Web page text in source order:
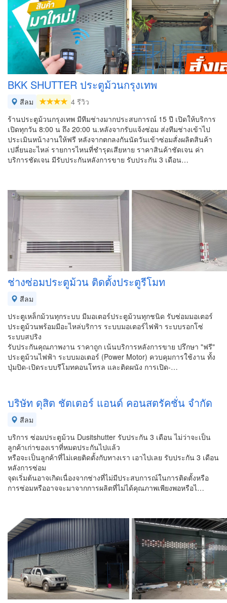
BKK SHUTTER ประตูม้วนกรุงเทพ
สีลม
4 รีวิว
ร้านประตูม้วนกรุงเทพ มีทีมช่างมากประสบการณ์ 15 ปี เปิดให้บริการ
เปิดทุกวัน 8:00 น ถึง 20:00 น.หลังจากรับแจ้งซ่อม ส่งทีมช่างเข้าไป
ประเมินหน้างานให้ฟรี หลังจากตกลงกันนัดวันเข้าซ่อมสั่งผลิตสินค้า
เปลี่ยนอะไหล่ รายการไหนที่ชำรุดเสียหาย ราคาสินค้าชัดเจน ค่า
บริการชัดเจน มีรับประกันหลังการขาย รับประกัน 3 เดือน…
ช่างซ่อมประตูม้วน ติดตั้งประตูรีโมท
สีลม
ประตูเหล็กม้วนทุกระบบ มีมอเตอร์ประตูม้วนทุกชนิด รับซ่อมมอเตอร์
ประตูม้วนพร้อมมีอะไหล่บริการ ระบบมอเตอร์ไฟฟ้า ระบบรอกโซ่
ระบบสปริง
รับประกันคุณภาพงาน ราคาถูก เน้นบริการหลังการขาย ปรึกษา "ฟรี"
ประตูม้วนไฟฟ้า ระบบมอเตอร์ (Power Motor) ควบคุมการใช้งาน ทั้ง
ปุ่มปิด-เปิดระบบรีโมทคอนโทรล และติดผนัง การเปิด-…
บริษัท ดุสิต ชัตเตอร์ แอนด์ คอนสตรัคชั่น จํากัด
สีลม
บริการ ซ่อมประตูม้วน Dusitshutter รับประกัน 3 เดือน ไม่ว่าจะเป็น
ลูกค้าเก่าของเราที่หมดประกันไปแล้ว
หรือจะเป็นลูกค้าที่ไม่เคยติดตั้งกับทางเรา เอาไปเลย รับประกัน 3 เดือน
หลังการซ่อม
จุดเริ่มต้นอาจเกิดเนื่องจากช่างที่ไม่มีประสบการณ์ในการติดตั้งหรือ
การซ่อมหรืออาจจะมาจากการผลิตที่ไม่ได้คุณภาพเพียงพอหรือไ…